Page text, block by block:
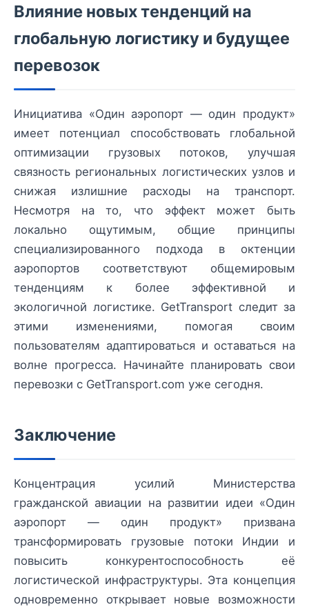
Влияние новых тенденций на
глобальную логистику и будущее
перевозок
Инициатива «Один аэропорт — один продукт»
имеет потенциал способствовать глобальной
оптимизации грузовых потоков, улучшая
связность региональных логистических узлов и
снижая излишние расходы на транспорт.
Несмотря на то, что эффект может быть
локально ощутимым, общие принципы
специализированного подхода в октенции
аэропортов соответствуют общемировым
тенденциям к более эффективной и
экологичной логистике. GetTransport следит за
этими изменениями, помогая своим
пользователям адаптироваться и оставаться на
волне прогресса. Начинайте планировать свои
перевозки с GetTransport.com уже сегодня.
Заключение
Концентрация усилий Министерства
гражданской авиации на развитии идеи «Один
аэропорт — один продукт» призвана
трансформировать грузовые потоки Индии и
повысить конкурентоспособность её
логистической инфраструктуры. Эта концепция
одновременно открывает новые возможности